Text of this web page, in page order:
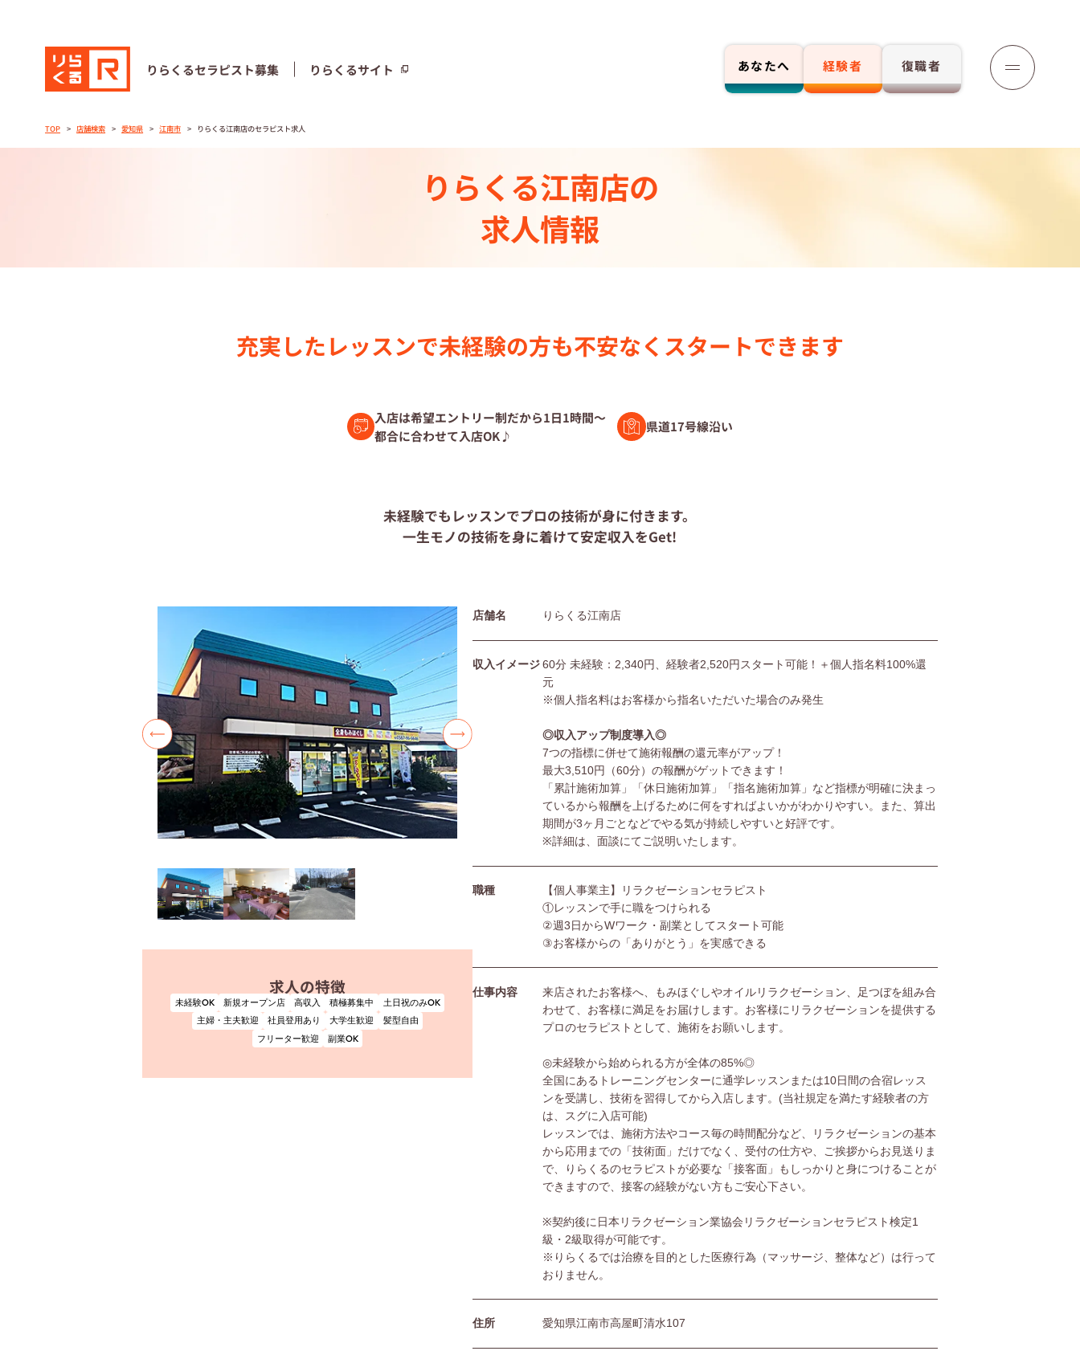
りらくるセラピスト募集 りらくるサイト あなたへ 経験者 復職者
りらくるセラピスト募集 りらくるサイト
セラピストストーリー⼀覧
トレーニング制度
セラピスト募集中の店舗検索
復職セラピスト募集
利用規約
サイトマップ
TOP 店舗検索 愛知県 江南市 りらくる江南店のセラピスト求人
りらくる江南店の
求人情報
充実したレッスンで未経験の⽅も不安なく スタートできます
入店は希望エントリー制だから1日1時間～
都合に合わせて入店OK♪
県道17号線沿い
未経験でもレッスンでプロの技術が身に付きます。
一生モノの技術を身に着けて安定収入をGet!
求人の特徴
未経験OK 新規オープン店 高収入 積極募集中
土日祝のみOK
主婦・主夫歓迎
社員登用あり 大学生歓迎
髪型自由
フリーター歓迎
副業OK
店舗名 りらくる江南店
収入イメージ60分 未経験：2,340円、経験者2,520円スタート可能！＋個人指名料100%還
元
※個人指名料はお客様から指名いただいた場合のみ発生
◎収入アップ制度導入◎
7つの指標に併せて施術報酬の還元率がアップ！
最大3,510円（60分）の報酬がゲットできます！
「累計施術加算」「休日施術加算」「指名施術加算」など指標が明確に決まっ
ているから報酬を上げるために何をすればよいかがわかりやすい。また、算出
期間が3ヶ月ごとなどでやる気が持続しやすいと好評です。
※詳細は、面談にてご説明いたします。
職種
【個人事業主】リラクゼーションセラピスト
①レッスンで手に職をつけられる
②週3日からWワーク・副業としてスタート可能
③お客様からの「ありがとう」を実感できる
仕事内容
来店されたお客様へ、もみほぐしやオイルリラクゼーション、足つぼを組み合
わせて、お客様に満足をお届けします。お客様にリラクゼーションを提供する
プロのセラピストとして、施術をお願いします。
◎未経験から始められる方が全体の85%◎
全国にあるトレーニングセンターに通学レッスンまたは10日間の合宿レッス
ンを受講し、技術を習得してから入店します。(当社規定を満たす経験者の方
は、スグに入店可能)
レッスンでは、施術方法やコース毎の時間配分など、リラクゼーションの基本
から応用までの「技術面」だけでなく、受付の仕方や、ご挨拶からお見送りま
で、りらくるのセラピストが必要な「接客面」もしっかりと身につけることが
できますので、接客の経験がない方もご安心下さい。
※契約後に日本リラクゼーション業協会リラクゼーションセラピスト検定1
級・2級取得が可能です。
※りらくるでは治療を目的とした医療行為（マッサージ、整体など）は行って
おりません。
住所 愛知県江南市高屋町清水107